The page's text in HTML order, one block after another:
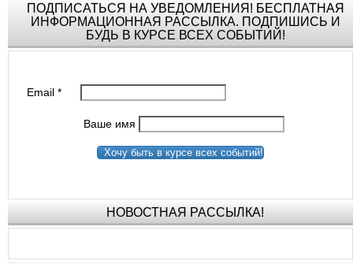
ПОДПИСАТЬСЯ НА УВЕДОМЛЕНИЯ! БЕСПЛАТНАЯ
ИНФОРМАЦИОННАЯ РАССЫЛКА. ПОДПИШИСЬ И
БУДЬ В КУРСЕ ВСЕХ СОБЫТИЙ!
Email*
Ваше имя
Хочу быть в курсе всех событий!
НОВОСТНАЯ РАССЫЛКА!